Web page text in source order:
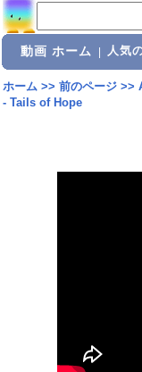
動画 ホーム 人気
ホーム>> 前のページ>>
- Tails of Hope